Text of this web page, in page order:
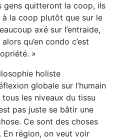
gens quitteront la coop, ils
la coop plutôt que sur le
axé sur l’entraide,
qu’en condo c’est
»
holiste
globale sur l’humain
les niveaux du tissu
pas juste se bâtir une
Ce sont des choses
En région, on veut voir